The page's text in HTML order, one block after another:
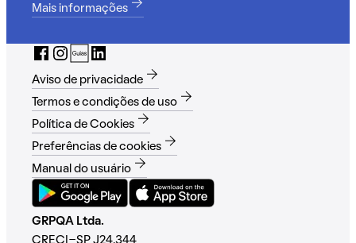
Mais informações
Aviso de privacidade
Termos e condições de uso
Política de Cookies
Preferências de cookies
Manual do usuário
GRPQA Ltda.